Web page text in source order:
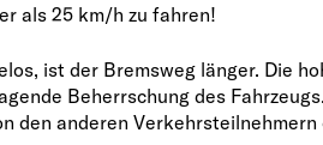
als 25 km/h zu fahren!
ist der Bremsweg länger. Die
Beherrschung des
den anderen